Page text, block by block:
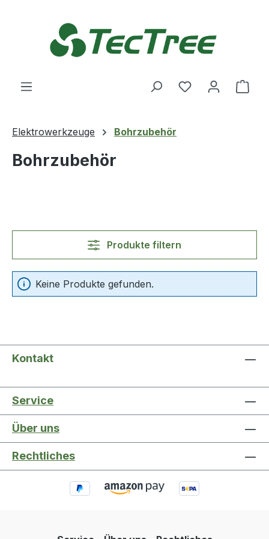
Du hast 0
Elektrowerkzeuge Bohrzubehör
Bohrzubehör
Produkte filtern
Keine Produkte gefunden.
Kontakt
Service
Über uns
Rechtliches